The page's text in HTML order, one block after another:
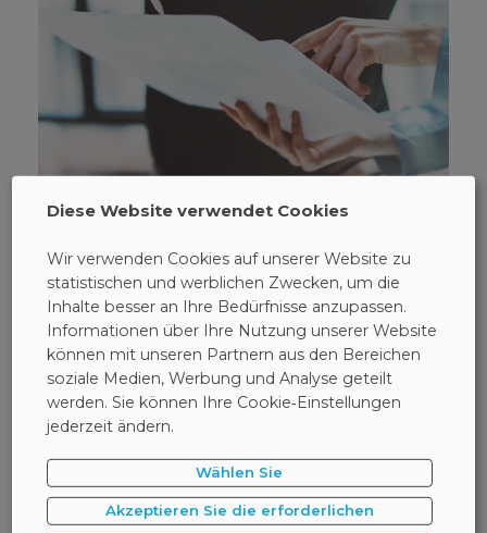
Erstellung von
Datenklassifizierungen kennen
Die Datenmenge, die weltweit verarbeitet wird, wächst
rasant. Um eine Vorstellung von der Größenordnung zu
bekommen, über die wir hier sprechen, schauen Sie sich
einfach Ihren Computer an und sehen Sie, wie viele
Dateien und Dokumente darauf gespeichert sind, und
Geräten, die weltweit in Betrieb sind.
#DATENLECK #GDPR INFORMATION SAFETICA
Diese Website verwendet Cookies
Wir verwenden Cookies auf unserer Website zu
statistischen und werblichen Zwecken, um die
Inhalte besser an Ihre Bedürfnisse anzupassen.
Informationen über Ihre Nutzung unserer Website
können mit unseren Partnern aus den Bereichen
soziale Medien, Werbung und Analyse geteilt
werden. Sie können Ihre Cookie‑Einstellungen
jederzeit ändern.
Wählen Sie
Akzeptieren Sie die erforderlichen